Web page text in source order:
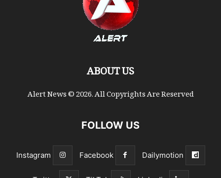
ABOUT US
Alert News © 2026. All Copyrights Are Reserved
FOLLOW US
Dailymotion
Facebook
Instagram